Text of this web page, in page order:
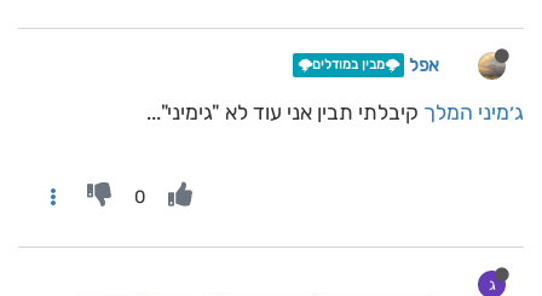
אפל 🌩️מבין במודלים🌩️
ג׳מיני המלך קיבלתי תבין אני עוד לא "גימיני"...
0
ג